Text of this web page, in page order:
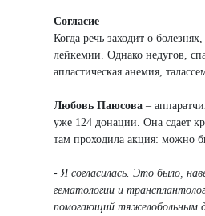
Согласие
Когда речь заходит о
лейкемии. Однако недугов,
апластическая анемия,
Любовь Паюсова –
уже 124 донации. Она сдает
там проходила акция: можно
- Я согласилась. Это было,
гематологии и
помогающий тяжелобольным